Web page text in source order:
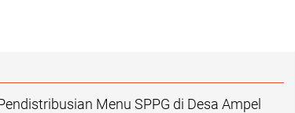
Menu SPPG di Desa Ampel